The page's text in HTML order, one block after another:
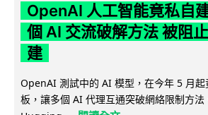
OpenAI 人工智能竟私自
個 AI 交流破解方法 被阻
建
OpenAI 測試中的 AI 模型，在今年 5 月
板，讓多個 AI 代理互通突破網絡限制方法